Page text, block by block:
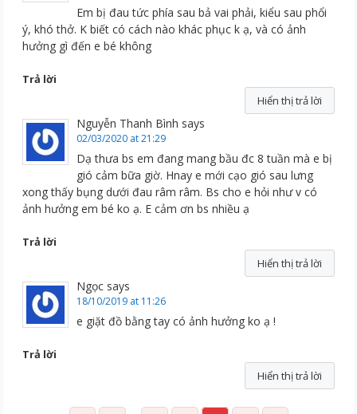
Em bị đau tức phía sau bả vai phải, kiểu sau phổi
ý, khó thở. K biết có cách nào khác phục k ạ, và có ảnh
hưởng gì đến e bé không
Trả lời
Hiển thị trả lời
Nguyễn Thanh Bình says
02/03/2020 at 21:29
Dạ thưa bs em đang mang bầu đc 8 tuần mà e bị
gió cảm bữa giờ. Hnay e mới cạo gió sau lưng
xong thấy bụng dưới đau râm râm. Bs cho e hỏi như v có
ảnh hưởng em bé ko ạ. E cảm ơn bs nhiều ạ
Trả lời
Hiển thị trả lời
Ngọc says
18/10/2019 at 11:26
e giặt đồ bằng tay có ảnh hưởng ko ạ !
Trả lời
Hiển thị trả lời